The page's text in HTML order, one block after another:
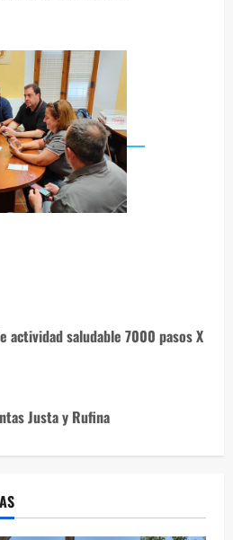
actividad saludable 7000 pasos X
Justa y Rufina